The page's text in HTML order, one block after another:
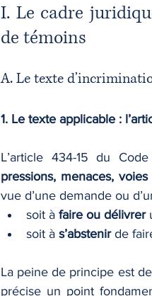
I. Le cadre
de témoins
A. Le texte
1. Le texte applicable :
L’article 434-15 du
pressions, menaces,
vue d’une demande ou
soit à faire ou délivrer
soit à s’abstenir de
La peine de principe est de
précise un point